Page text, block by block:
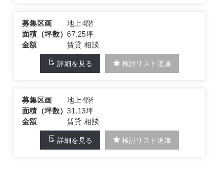
募集区画
地上4階
面積（坪数）67.25坪
金額
賃貸 相談
詳細を見る 検討リスト追加
募集区画
地上4階
面積（坪数）31.13坪
金額
賃貸 相談
詳細を見る 検討リスト追加